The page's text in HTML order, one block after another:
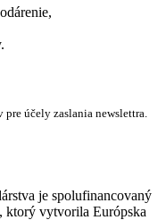
účely zaslania newslettra.
je spolufinancovaný
ktorý vytvorila Európska